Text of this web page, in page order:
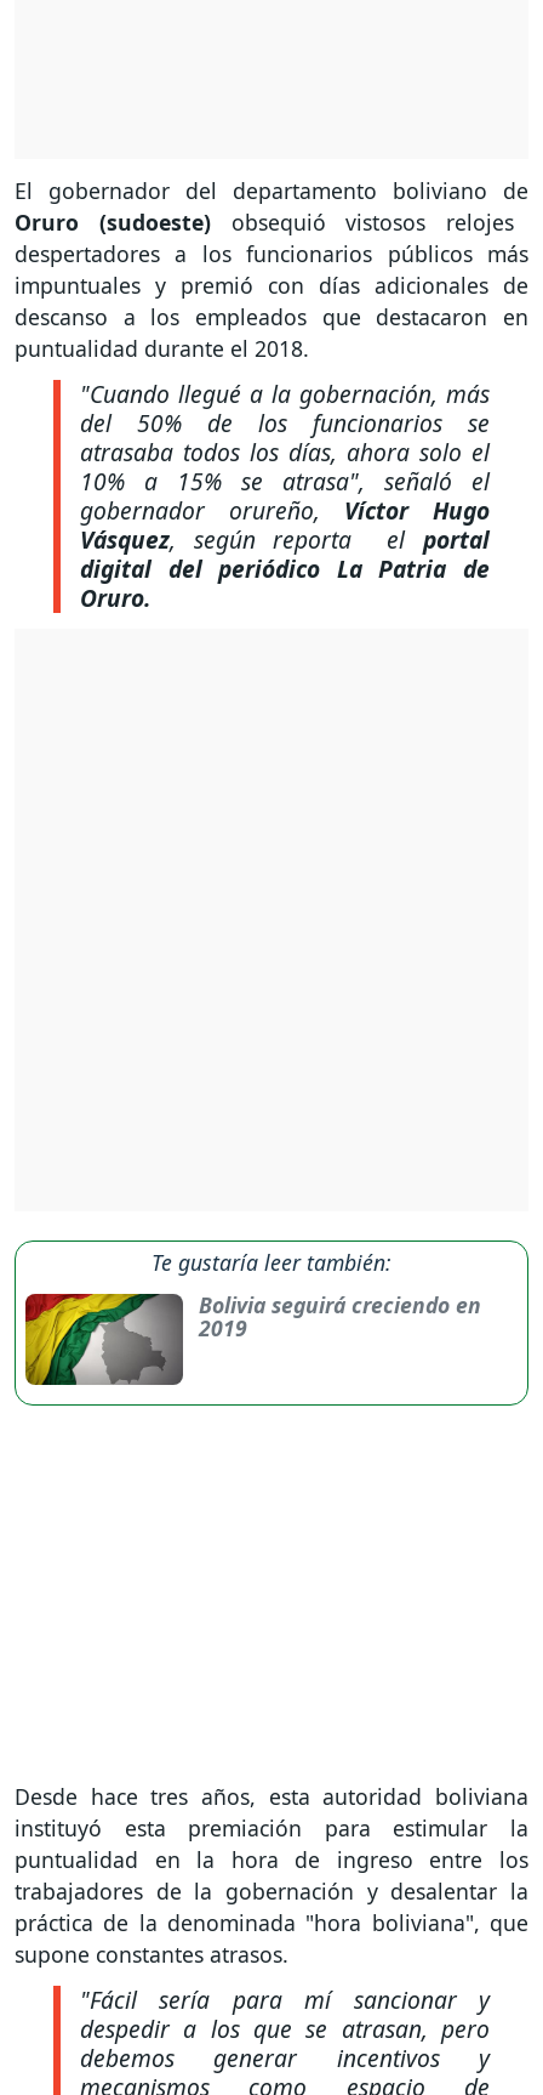
El gobernador del departamento boliviano de
Oruro (sudoeste)obsequió vistosos relojes
despertadores a los funcionarios públicos más
impuntuales y premió con días adicionales de
descanso a los empleados que destacaron en
puntualidad durante el 2018.
"Cuando llegué a la gobernación, más
del 50% de los funcionarios se
atrasaba todos los días, ahora solo el
10% a 15% se atrasa", señaló el
gobernador orureño, Víctor Hugo
Vásquez, según reporta elportal
digital del periódico La Patria de
Oruro.
Te gustaría leer también:
Bolivia seguirá creciendo en
2019
Desde hace tres años, esta autoridad boliviana
instituyó esta premiación para estimular la
puntualidad en la hora de ingreso entre los
trabajadores de la gobernación y desalentar la
práctica de la denominada "hora boliviana", que
supone constantes atrasos.
"Fácil sería para mí sancionar y
despedir a los que se atrasan, pero
debemos generar incentivos y
mecanismos como espacio de